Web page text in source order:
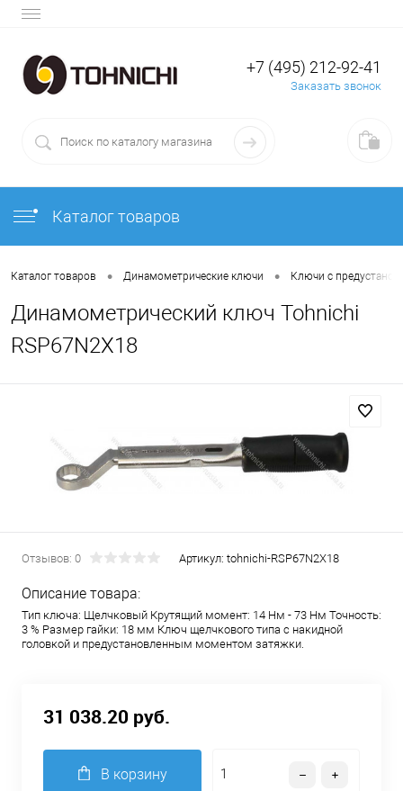
+7 (495) 212-92-41
Заказать звонок
Каталог товаров
Каталог товаров • Динамометрические ключи • Ключи с
Динамометрический ключ Tohnichi
RSP67N2X18
Отзывов: 0 Артикул: tohnichi-RSP67N2X18
Описание товара:
Тип ключа: Щелчковый Крутящий момент: 14 Нм - 73 Нм Точность:
3 % Размер гайки: 18 мм Ключ щелчкового типа с накидной
головкой и предустановленным моментом затяжки.
31 038.20 руб.
В корзину